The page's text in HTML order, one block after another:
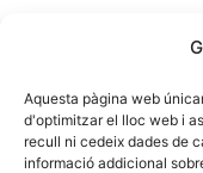
Aquesta pàgina web
d'optimitzar el lloc web i
recull ni cedeix dades de
informació addicional
08028
93 215